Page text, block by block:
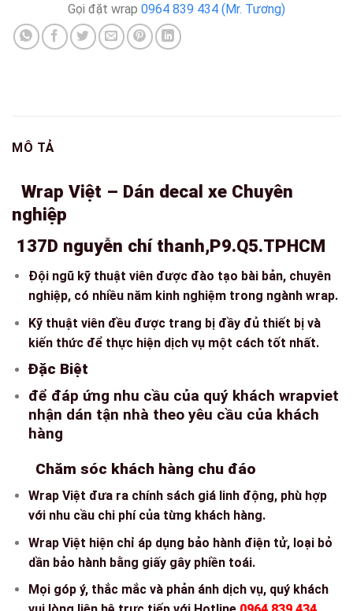
Gọi đặt wrap 0964 839 434 (Mr. Tương)
MÔ TẢ
Wrap Việt – Dán decal xe Chuyên
nghiệp
137D nguyễn chí thanh,P9.Q5.TPHCM
Đội ngũ kỹ thuật viên được đào tạo bài bản, chuyên
nghiệp, có nhiều năm kinh nghiệm trong ngành wrap.
Kỹ thuật viên đều được trang bị đầy đủ thiết bị và
kiến thức để thực hiện dịch vụ một cách tốt nhất.
Đặc Biệt
để đáp ứng nhu cầu của quý khách wrapviet
nhận dán tận nhà theo yêu cầu của khách
hàng
Chăm sóc khách hàng chu đáo
Wrap Việt đưa ra chính sách giá linh động, phù hợp
với nhu cầu chi phí của từng khách hàng.
Wrap Việt hiện chỉ áp dụng bảo hành điện tử, loại bỏ
dần bảo hành bằng giấy gây phiền toái.
Mọi góp ý, thắc mắc và phản ánh dịch vụ, quý khách